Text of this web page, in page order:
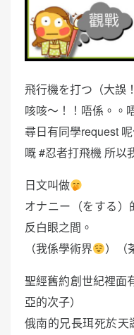
飛行機を打つ（大誤
咳咳～！！唔係。。
尋日有同學request
嘅 #忍者打飛機 所以
日文叫做
オナニー（をする
反白眼之間。
（我係學術界
）（
聖經舊約創世紀裡面
亞的次子）
俄南的兄長珥死於